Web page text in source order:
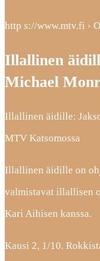
http s://www.mtv.fi ›
Illallinen
Michael
Illallinen äidille:
MTV Katsomossa
Illallinen äidille on
valmistavat illallisen
Kari Aihisen kanssa.
Kausi 2, 1/10.